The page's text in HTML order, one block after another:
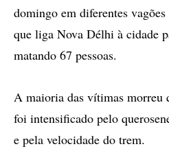
domingo em diferentes
que liga Nova Délhi à cidade
matando 67 pessoas.
A maioria das vítimas morreu
foi intensificado pelo
e pela velocidade do trem.